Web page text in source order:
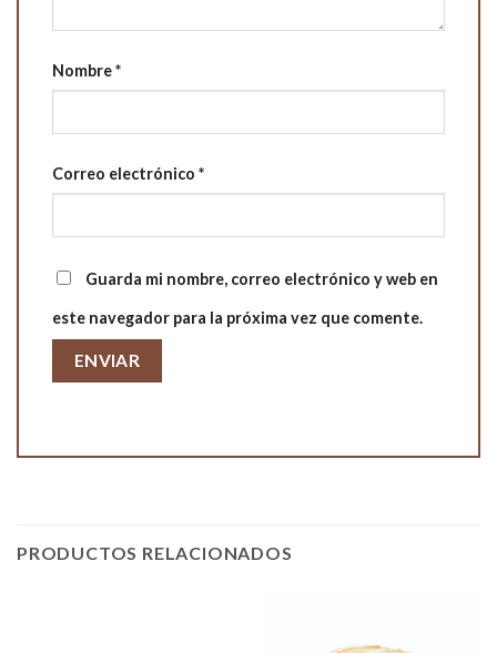
Nombre*
Correo electrónico *
Guarda mi nombre, correo electrónico y web en
este navegador para la próxima vez que comente.
PRODUCTOS RELACIONADOS